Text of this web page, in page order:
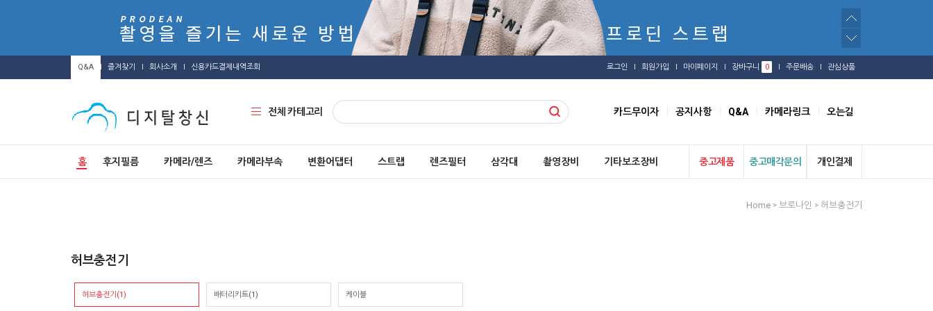
Q&A 즐겨찾기 회사소개 신용카드결제내역조회 로그인 회원가입 마이페이지 장바구니 0 주문배송 관심상품
전체 카테고리 카드무이자 공지사항 Q&A 카메라링크 오는길
홈 후지필름 카메라/렌즈 카메라부속 변환어댑터 스트랩 렌즈필터 삼각대 촬영장비 기타보조장비 중고제품 중고매각문의 개인결제
Home > 브로나인 > 허브충전기
허브충전기
허브충전기(1) 배터리키트(1) 케이블